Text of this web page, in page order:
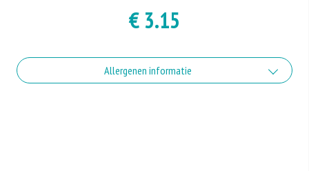
€ 3.15
Allergenen informatie